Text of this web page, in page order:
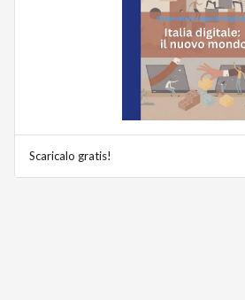
Scaricalo gratis!